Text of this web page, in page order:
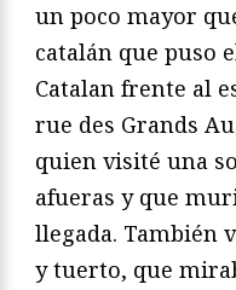
un poco mayor
catalán que puso
Catalan frente al
rue des Grands
quien visité una
afueras y que
llegada. También
y tuerto, que